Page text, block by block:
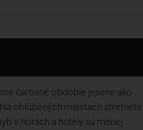
čarovné obdobie jesene ako
obľúbených miestach stretnete
v horách a hotely sú menej